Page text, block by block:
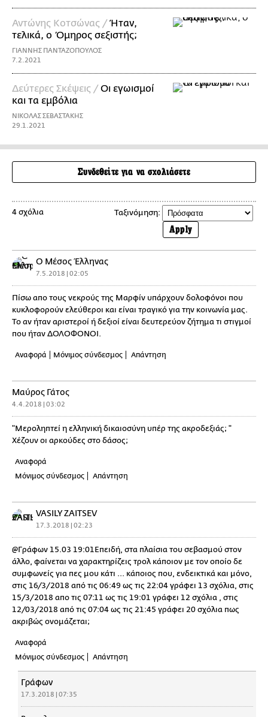
Αντώνης Κοτσώνας /Ήταν,
τελικά, ο Όμηρος σεξιστής;
ΓΙΑΝΝΗΣ ΠΑΝΤΑΖΟΠΟΥΛΟΣ
7.2.2021
Δεύτερες Σκέψεις /Οι εγωισμοί
και τα εμβόλια
ΝΙΚΟΛΑΣ ΣΕΒΑΣΤΑΚΗΣ
29.1.2021
Συνδεθείτε για να σχολιάσετε
4 σχόλια Ταξινόμηση:
Apply
Ο Μέσος Έλληνας
7.5.2018 | 02:05
Πίσω απο τους νεκρούς της Μαρφίν υπάρχουν δολοφόνοι που
κυκλοφορούν ελεύθεροι και είναι τραγικό για την κοινωνία μας.
Το αν ήταν αριστεροί ή δεξιοί είναι δευτερεύον ζήτημα τι στιγμοί
που ήταν ΔΟΛΟΦΟΝΟΙ.
Αναφορά Μόνιμος σύνδεσμος Απάντηση
Μαύρος Γάτος
4.4.2018 | 03:02
"Μεροληπτεί η ελληνική δικαιοσύνη υπέρ της ακροδεξιάς; "
Χέζουν οι αρκούδες στο δάσος;
Αναφορά
Μόνιμος σύνδεσμος
Απάντηση
VASILY ZAITSEV
17.3.2018 | 02:23
@Γράφων 15.03 19:01Επειδή, στα πλαίσια του σεβασμού στον
άλλο, φαίνεται να χαρακτηρίζεις τρολ κάποιον με τον οποίο δε
συμφωνείς για πες μου κάτι ... κάποιος που, ενδεικτικά και μόνο,
στις 16/3/2018 από τις 06:49 ως τις 22:04 γράφει 13 σχόλια, στις
15/3/2018 απο τις 07:11 ως τις 19:01 γράφει 12 σχόλια , στις
12/03/2018 από τις 07:04 ως τις 21:45 γράφει 20 σχόλια πως
ακριβώς ονομάζεται;
Αναφορά
Μόνιμος σύνδεσμος
Απάντηση
Γράφων
17.3.2018 | 07:35